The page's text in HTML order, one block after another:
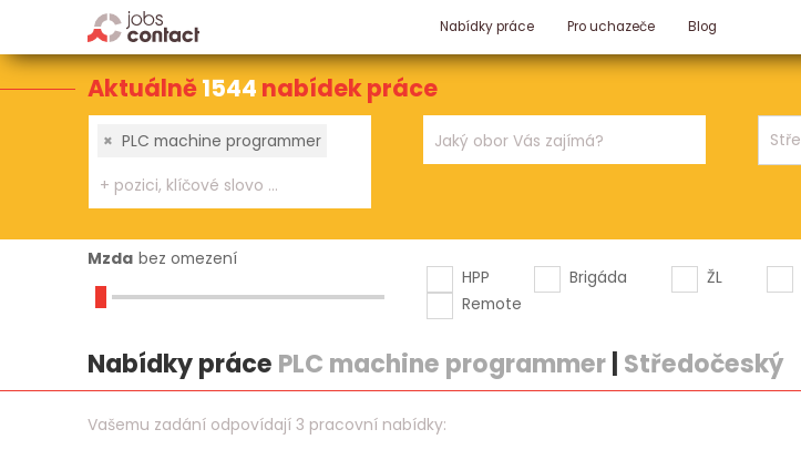
Nabídky práce Pro uchazeče Blog
Aktuálně1544 nabídek práce
× PLC machine programmer
Mzda bez omezení
HPP
Brigáda ŽL
Remote
Nabídky práce PLC machine programmer| Středočeský
Vašemu zadání odpovídají 3 pracovní nabídky: